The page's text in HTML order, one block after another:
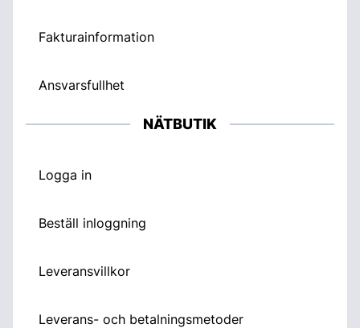
Fakturainformation
Ansvarsfullhet
NÄTBUTIK
Logga in
Beställ inloggning
Leveransvillkor
Leverans- och betalningsmetoder